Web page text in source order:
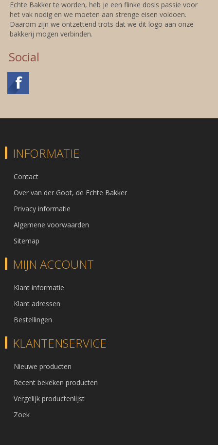
Echte Bakker te worden, heb je een flinke dosis passie voor
het vak nodig en we moeten aan strenge eisen voldoen.
Daarom zijn we ontzettend trots dat we dit logo aan onze
bakkerij mogen verbinden.
Social
INFORMATIE
Contact
Over van der Goot, de Echte Bakker
Privacy informatie
Algemene voorwaarden
Sitemap
MIJN ACCOUNT
Klant informatie
Klant adressen
Bestellingen
KLANTENSERVICE
Nieuwe producten
Recent bekeken producten
Vergelijk productenlijst
Zoek